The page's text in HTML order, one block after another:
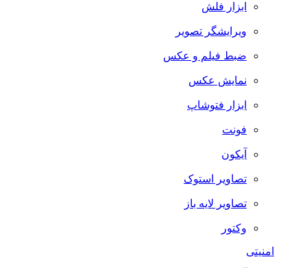
ابزار فلش
ویرایشگر تصویر
ضبط فيلم و عكس
نمایش عکس
ابزار فتوشاپ
فونت
آیکون
تصاویر استوک
تصاویر لایه باز
وکتور